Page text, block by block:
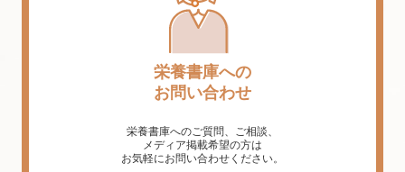
栄養書庫への
お問い合わせ
栄養書庫へのご質問、ご相談、
メディア掲載希望の方は
お気軽にお問い合わせください。